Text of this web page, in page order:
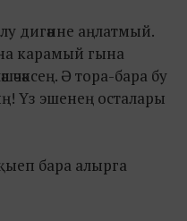
дигәнне аңлатмый.
карамый гына
Ә тора-бара бу
Үз эшенең осталары
бара алырга